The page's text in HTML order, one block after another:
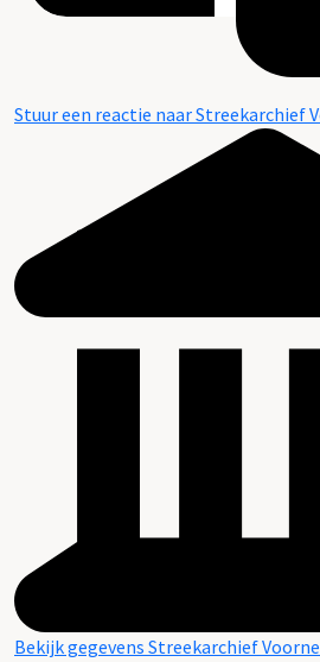
Stuur een reactie naar Streekarchief
Bekijk gegevens Streekarchief